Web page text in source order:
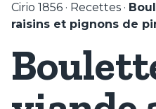
Cirio 1856 · Recettes ·
raisins et pignons de